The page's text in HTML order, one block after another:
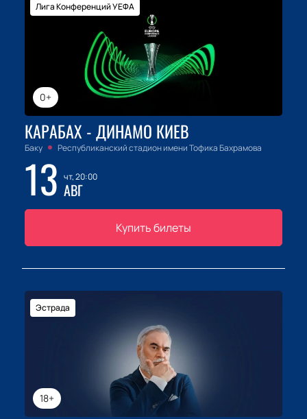
0+
Лига Конференций УЕФА
КАРАБАХ - ДИНАМО КИЕВ
Баку Республиканский стадион имени Тофика Бахрамова
13 чт, 20:00
АВГ
Купить билеты
18+
Эстрада